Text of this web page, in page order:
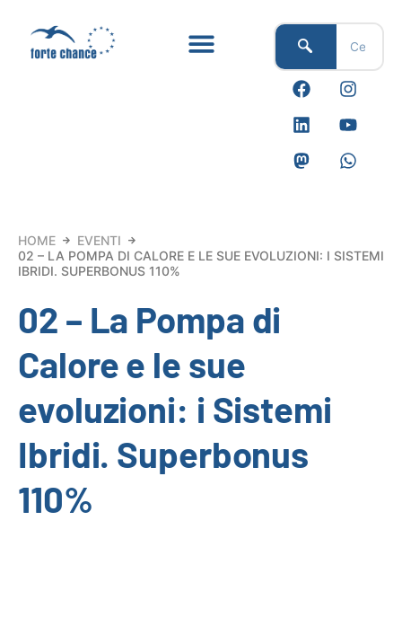
contenuto
F
a
c
e
b
o
I
n
s
t
a
g
L
i
n
k
e
d
Y
o
u
t
u
b
M
a
s
t
o
d
W
h
a
t
s
a
HOME
EVENTI
02 – LA POMPA DI CALORE E LE SUE EVOLUZIONI: I SISTEMI
IBRIDI. SUPERBONUS 110%
02 – La Pompa di
Calore e le sue
evoluzioni: i Sistemi
Ibridi. Superbonus
110%